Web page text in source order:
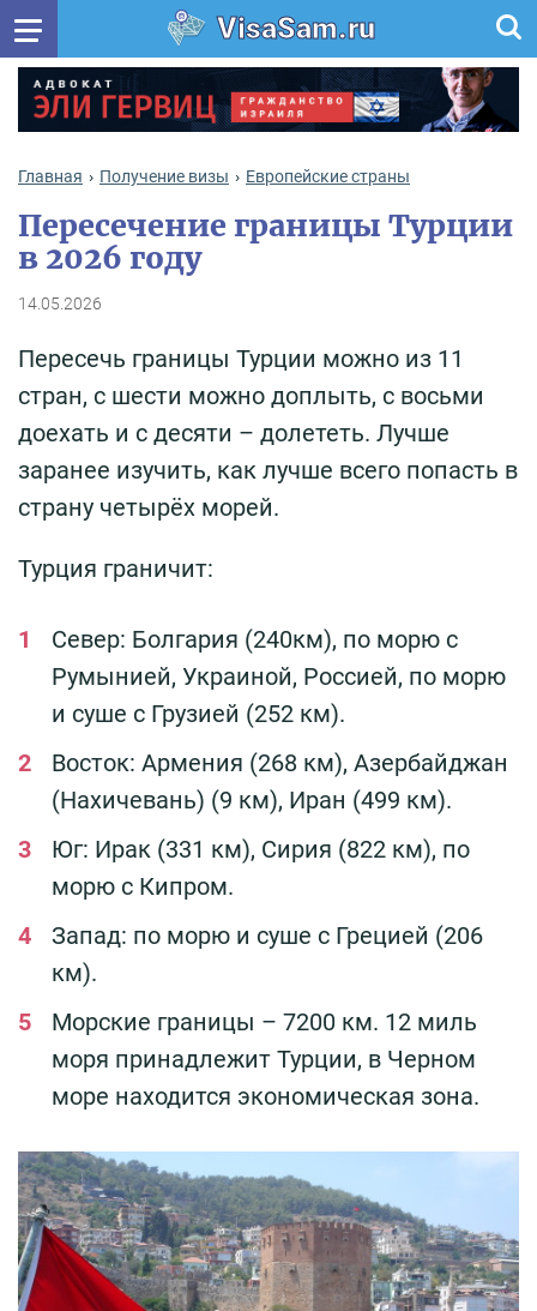
VisaSam.ru
Главная Получение визы Европейские страны
Пересечение границы Турции
в 2026 году
14.05.2026
Пересечь границы Турции можно из 11
стран, с шести можно доплыть, с восьми
доехать и с десяти – долететь. Лучше
заранее изучить, как лучше всего попасть в
страну четырёх морей.
Турция граничит:
Север: Болгария (240км), по морю с
Румынией, Украиной, Россией, по морю
и суше с Грузией (252 км).
Восток: Армения (268 км), Азербайджан
(Нахичевань) (9 км), Иран (499 км).
Юг: Ирак (331 км), Сирия (822 км), по
морю с Кипром.
Запад: по морю и суше с Грецией (206
км).
Морские границы – 7200 км. 12 миль
моря принадлежит Турции, в Черном
море находится экономическая зона.